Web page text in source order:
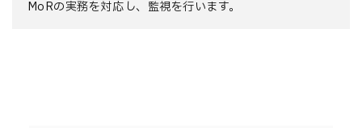
MoRの実務を対応し、監視を行います。